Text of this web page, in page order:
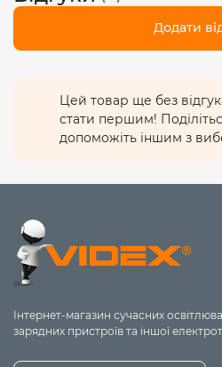
застосовується у більшості
Є можливість комутації
поліаміду марки VO, який
Додати
Цей товар ще без
стати першим!
допоможіть іншим з
Інтернет-магазин сучасних
зарядних пристроїв та іншої